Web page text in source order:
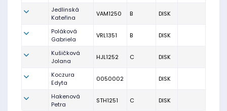
Jedlinská
Kateřina
VAM1250 B DISK
Poláková
Gabriela
VRL1351 B DISK
Kušičková
Jolana
HJL1252 C DISK
Koczura
Edyta
0050002 DISK
Hakenová
Petra
STH1251 C DISK